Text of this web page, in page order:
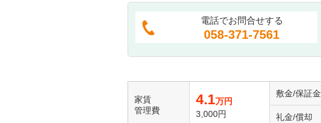
電話でお問合せする
058-371-7561
家賃
管理費
4.1万円
3,000円
敷金/保証金
礼金/償却